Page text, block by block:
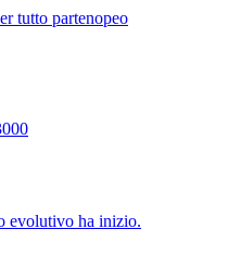
tutto partenopeo
evolutivo ha inizio.